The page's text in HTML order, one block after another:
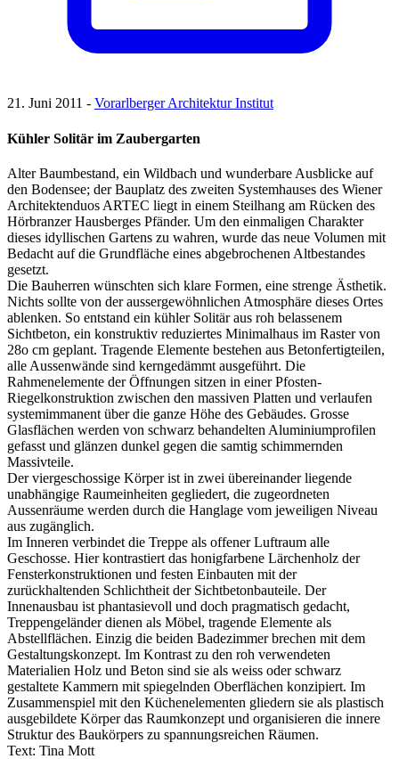
21. Juni 2011 - Vorarlberger Architektur Institut
Kühler Solitär im Zaubergarten
Alter Baumbestand, ein Wildbach und wunderbare Ausblicke auf
den Bodensee; der Bauplatz des zweiten Systemhauses des Wiener
Architektenduos ARTEC liegt in einem Steilhang am Rücken des
Hörbranzer Hausberges Pfänder. Um den einmaligen Charakter
dieses idyllischen Gartens zu wahren, wurde das neue Volumen mit
Bedacht auf die Grundfläche eines abgebrochenen Altbestandes
gesetzt.
Die Bauherren wünschten sich klare Formen, eine strenge Ästhetik.
Nichts sollte von der aussergewöhnlichen Atmosphäre dieses Ortes
ablenken. So entstand ein kühler Solitär aus roh belassenem
Sichtbeton, ein konstruktiv reduziertes Minimalhaus im Raster von
28o cm geplant. Tragende Elemente bestehen aus Betonfertigteilen,
alle Aussenwände sind kerngedämmt ausgeführt. Die
Rahmenelemente der Öffnungen sitzen in einer Pfosten-
Riegelkonstruktion zwischen den massiven Platten und verlaufen
systemimmanent über die ganze Höhe des Gebäudes. Grosse
Glasflächen werden von schwarz behandelten Aluminiumprofilen
gefasst und glänzen dunkel gegen die samtig schimmernden
Massivteile.
Der viergeschossige Körper ist in zwei übereinander liegende
unabhängige Raumeinheiten gegliedert, die zugeordneten
Aussenräume werden durch die Hanglage vom jeweiligen Niveau
aus zugänglich.
Im Inneren verbindet die Treppe als offener Luftraum alle
Geschosse. Hier kontrastiert das honigfarbene Lärchenholz der
Fensterkonstruktionen und festen Einbauten mit der
zurückhaltenden Schlichtheit der Sichtbetonbauteile. Der
Innenausbau ist phantasievoll und doch pragmatisch gedacht,
Treppengeländer dienen als Möbel, tragende Elemente als
Abstellflächen. Einzig die beiden Badezimmer brechen mit dem
Gestaltungskonzept. Im Kontrast zu den roh verwendeten
Materialien Holz und Beton sind sie als weiss oder schwarz
gestaltete Kammern mit spiegelnden Oberflächen konzipiert. Im
Zusammenspiel mit den Küchenelementen gliedern sie als plastisch
ausgebildete Körper das Raumkonzept und organisieren die innere
Struktur des Baukörpers zu spannungsreichen Räumen.
Text: Tina Mott